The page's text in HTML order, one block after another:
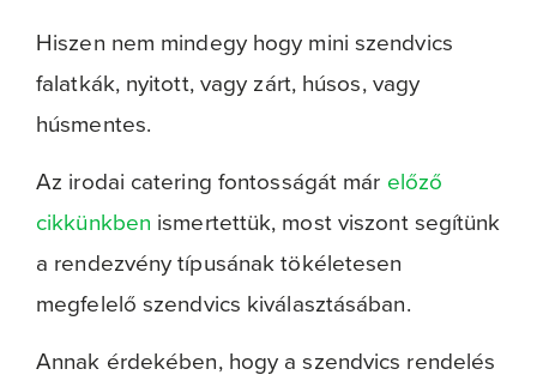
Hiszen nem mindegy hogy mini szendvics
falatkák, nyitott, vagy zárt, húsos, vagy
húsmentes.
Az irodai catering fontosságát már előző
cikkünkben ismertettük, most viszont segítünk
a rendezvény típusának tökéletesen
megfelelő szendvics kiválasztásában.
Annak érdekében, hogy a szendvics rendelés